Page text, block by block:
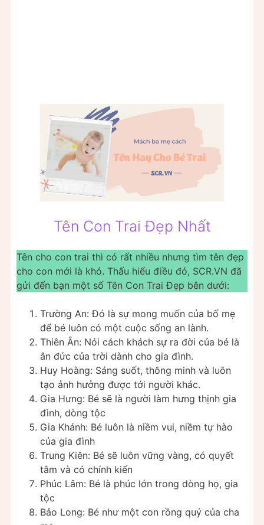
Tên Con Trai Đẹp Nhất
Tên cho con trai thì có rất nhiều nhưng tìm tên đẹp
cho con mới là khó. Thấu hiểu điều đó, SCR.VN đã
gửi đến bạn một số Tên Con Trai Đẹp bên dưới:
Trường An: Đó là sự mong muốn của bố mẹ
để bé luôn có một cuộc sống an lành.
Thiên Ân: Nói cách khách sự ra đời của bé là
ân đức của trời dành cho gia đình.
Huy Hoàng: Sáng suốt, thông minh và luôn
tạo ảnh hưởng được tới người khác.
Gia Hưng: Bé sẽ là người làm hưng thịnh gia
đình, dòng tộc
Gia Khánh: Bé luôn là niềm vui, niềm tự hào
của gia đình
Trung Kiên: Bé sẽ luôn vững vàng, có quyết
tâm và có chính kiến
Phúc Lâm: Bé là phúc lớn trong dòng họ, gia
tộc
Bảo Long: Bé như một con rồng quý của cha